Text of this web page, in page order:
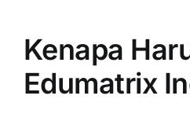
Kenapa
Edumatrix